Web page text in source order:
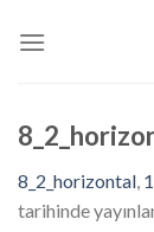
8_2_horizontal,
tarihinde